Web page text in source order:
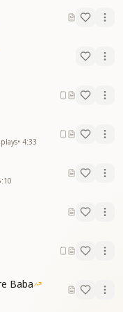
plays• 4:33
Baba